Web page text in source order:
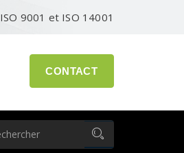
ISO 9001 et ISO 14001
CONTACT